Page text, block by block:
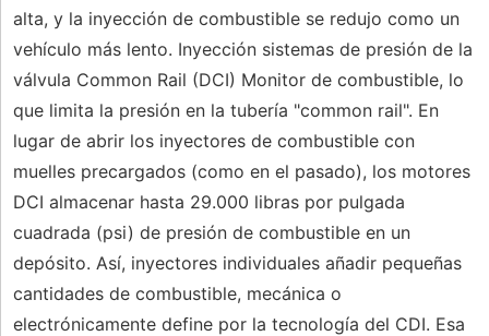
alta, y la inyección de combustible se redujo como un
vehículo más lento. Inyección sistemas de presión de la
válvula Common Rail (DCI) Monitor de combustible, lo
que limita la presión en la tubería "common rail". En
lugar de abrir los inyectores de combustible con
muelles precargados (como en el pasado), los motores
DCI almacenar hasta 29.000 libras por pulgada
cuadrada (psi) de presión de combustible en un
depósito. Así, inyectores individuales añadir pequeñas
cantidades de combustible, mecánica o
electrónicamente define por la tecnología del CDI. Esa